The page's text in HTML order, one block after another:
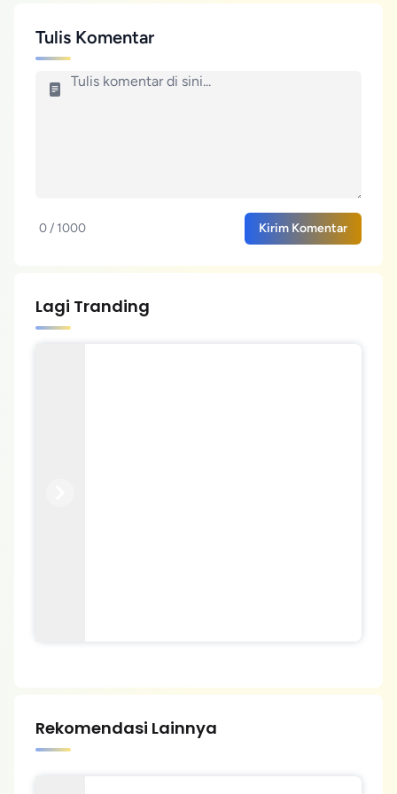
Tulis Komentar
0 / 1000 Kirim Komentar
Lagi Tranding
Rekomendasi Lainnya